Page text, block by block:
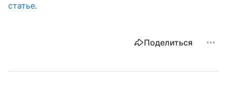
статье.
Поделиться